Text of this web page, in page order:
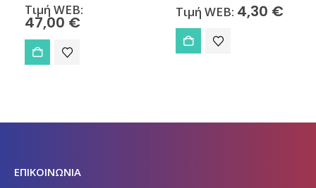
Τιμή WEB:
47,00 €
Τιμή WEB: 4,30 €
ΕΠΙΚΟΙΝΩΝΙΑ